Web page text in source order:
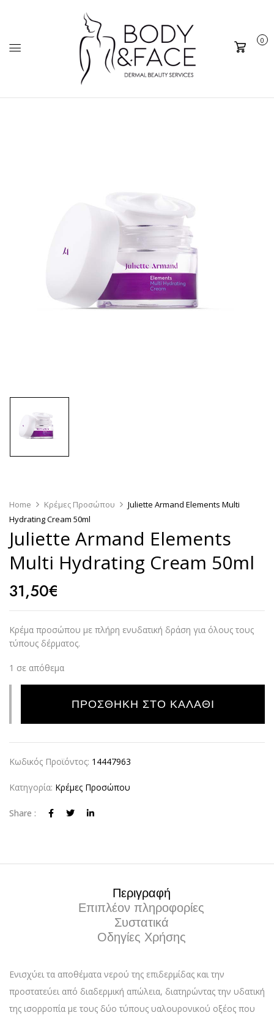
Καλάθι
0
Home Κρέμες Προσώπου
Juliette Armand Elements Multi
Hydrating Cream 50ml
Juliette Armand Elements
Multi Hydrating Cream 50ml
31,50€
Κρέμα προσώπου με πλήρη ενυδατική δράση για όλους τους
τύπους δέρματος.
1 σε απόθεμα
ΠΡΟΣΘΉΚΗ ΣΤΟ ΚΑΛΆΘΙ
Κωδικός Προϊόντος: 14447963
Κατηγορία: Κρέμες Προσώπου
Share :
Περιγραφή
Επιπλέον πληροφορίες
Συστατικά
Οδηγίες Χρήσης
Ενισχύει τα αποθέματα νερού της επιδερμίδας και την
προστατεύει από διαδερμική απώλεια, διατηρώντας την υδατική
της ισορροπία με τους δύο τύπους υαλουρονικού οξέος που